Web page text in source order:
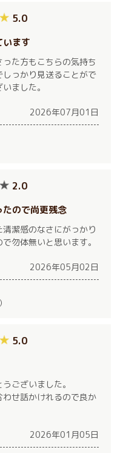
5.0
います
た方もこちらの気持ち
っかり見送ることがで
ました。
2026年07月01日
2.0
ので尚更残念
潔感のなさにがっかり
勿体無いと思います。
2026年05月02日
5.0
ございました。
せ話かけれるので良か
2026年01月05日